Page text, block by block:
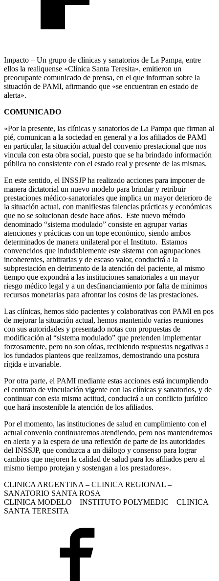
Impacto – Un grupo de clínicas y sanatorios de La Pampa, entre
ellos la realiquense «Clínica Santa Teresita», emitieron un
preocupante comunicado de prensa, en el que informan sobre la
situación de PAMI, afirmando que «se encuentran en estado de
alerta».
COMUNICADO
«Por la presente, las clínicas y sanatorios de La Pampa que firman al
pié, comunican a la sociedad en general y a los afiliados de PAMI
en particular, la situación actual del convenio prestacional que nos
vincula con esta obra social, puesto que se ha brindado información
pública no consistente con el estado real y presente de las mismas.
En este sentido, el INSSJP ha realizado acciones para imponer de
manera dictatorial un nuevo modelo para brindar y retribuir
prestaciones médico-sanatoriales que implica un mayor deterioro de
la situación actual, con manifiestas falencias prácticas y económicas
que no se solucionan desde hace años. Este nuevo método
denominado “sistema modulado” consiste en agrupar varias
atenciones y prácticas con un tope económico, siendo ambos
determinados de manera unilateral por el Instituto. Estamos
convencidos que indudablemente este sistema con agrupaciones
incoherentes, arbitrarias y de escaso valor, conducirá a la
subprestación en detrimento de la atención del paciente, al mismo
tiempo que expondrá a las instituciones sanatoriales a un mayor
riesgo médico legal y a un desfinanciamiento por falta de mínimos
recursos monetarias para afrontar los costos de las prestaciones.
Las clínicas, hemos sido pacientes y colaborativas con PAMI en pos
de mejorar la situación actual, hemos mantenido varias reuniones
con sus autoridades y presentado notas con propuestas de
modificación al “sistema modulado” que pretenden implementar
forzosamente, pero no son oídas, recibiendo respuestas negativas a
los fundados planteos que realizamos, demostrando una postura
rígida e invariable.
Por otra parte, el PAMI mediante estas acciones está incumpliendo
el contrato de vinculación vigente con las clínicas y sanatorios, y de
continuar con esta misma actitud, conducirá a un conflicto jurídico
que hará insostenible la atención de los afiliados.
Por el momento, las instituciones de salud en cumplimiento con el
actual convenio continuaremos atendiendo, pero nos mantendremos
en alerta y a la espera de una reflexión de parte de las autoridades
del INSSJP, que conduzca a un diálogo y consenso para lograr
cambios que mejoren la calidad de salud para los afiliados pero al
mismo tiempo protejan y sostengan a los prestadores».
CLINICA ARGENTINA – CLINICA REGIONAL –
SANATORIO SANTA ROSA
CLINICA MODELO – INSTITUTO POLYMEDIC – CLINICA
SANTA TERESITA